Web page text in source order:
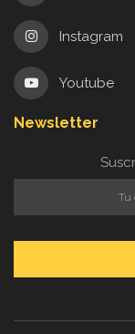
Instagram
Youtube
Newsletter